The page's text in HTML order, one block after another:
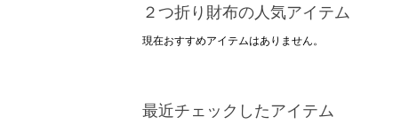
２つ折り財布の人気アイテム
現在おすすめアイテムはありません。
最近チェックしたアイテム